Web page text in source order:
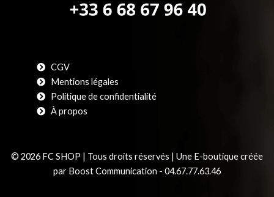
CGV
Mentions légales
Politique de confidentialité
À propos
© 2026 FC SHOP | Tous droits réservés | Une E-boutique créée
par Boost Communication - 04.67.77.63.46